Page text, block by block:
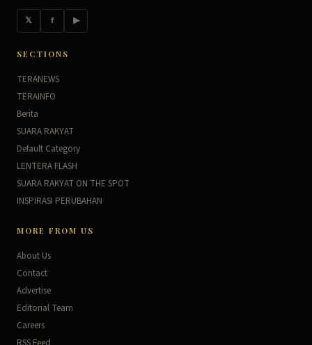
𝕏 f ▶
SECTIONS
TERANEWS
TERAINFO
Berita
SUARA RAKYAT
Default Category
LENTERA FLASH
SUARA RAKYAT ON THE SPOT
INSPIRASI PERUBAHAN
MORE FROM US
About Us
Contact
Advertise
Editorial Team
Careers